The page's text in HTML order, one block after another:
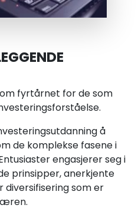
fyrtårnet for de som
å
de komplekse fasene i
engasjerer seg i
prinsipper, anerkjente
som er